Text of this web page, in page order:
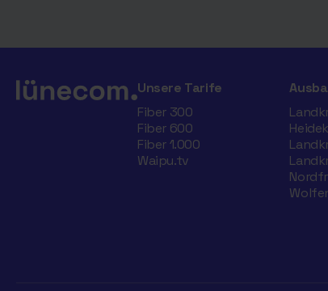
Unsere Tarife
Fiber 300
Fiber 600
Fiber 1.000
Waipu.tv